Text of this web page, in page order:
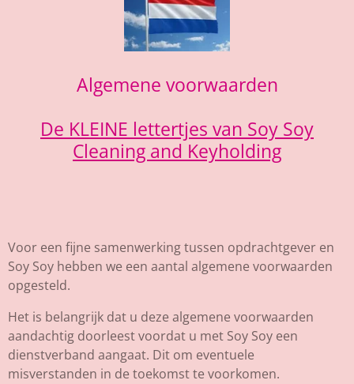
Algemene voorwaarden
De KLEINE lettertjes van Soy Soy
Cleaning and Keyholding
Voor een fijne samenwerking tussen opdrachtgever en
Soy Soy hebben we een aantal algemene voorwaarden
opgesteld.
Het is belangrijk dat u deze algemene voorwaarden
aandachtig doorleest voordat u met Soy Soy een
dienstverband aangaat. Dit om eventuele
misverstanden in de toekomst te voorkomen.